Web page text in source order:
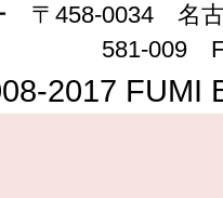
〒458-0034 名
581-009
2017 FUMI